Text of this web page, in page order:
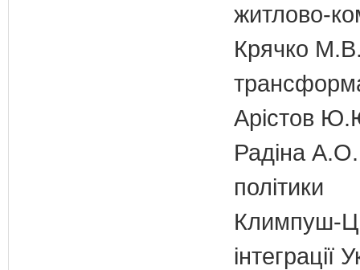
житлово-
Крячко
Арістов
Радіна А.О.
політики
Климпуш-